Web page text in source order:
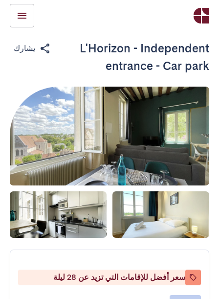
L'Horizon - Independent
entrance - Car park
يشارك
سعر أفضل للإقامات التي تزيد عن 28 ليلة